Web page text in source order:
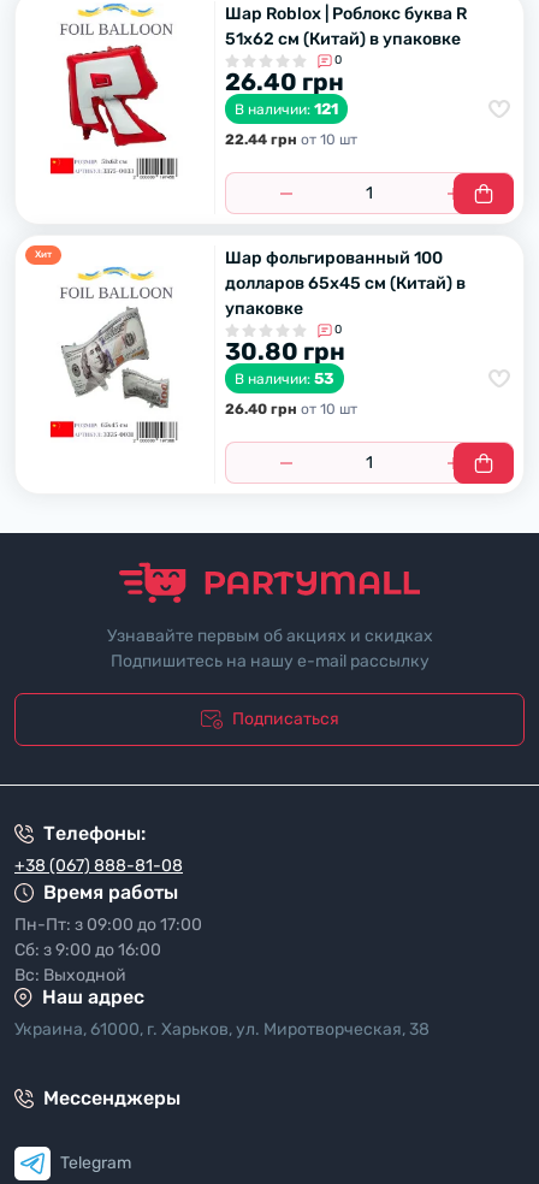
Шар Roblox | Роблокс буква R
51х62 см (Китай) в упаковке
0
26.40 грн
В наличии: 121
22.44 грн от 10 шт
Хит
Шар фольгированный 100
долларов 65х45 см (Китай) в
упаковке
0
30.80 грн
В наличии: 53
26.40 грн от 10 шт
Узнавайте первым об акциях и скидках
Подпишитесь на нашу e-mail рассылку
Подписаться
Телефоны:
+38 (067) 888-81-08
Время работы
Пн-Пт: з 09:00 до 17:00
Сб: з 9:00 до 16:00
Вс: Выходной
Наш адрес
Украина, 61000, г. Харьков, ул. Миротворческая, 38
Мессенджеры
Telegram